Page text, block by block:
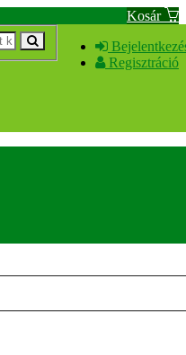
Kosár
Regisztráció